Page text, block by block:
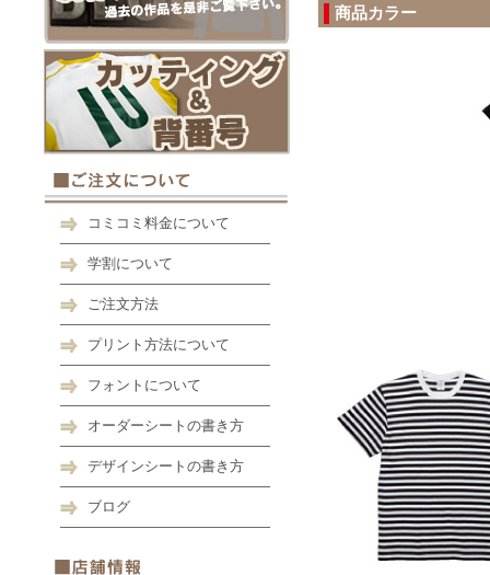
コミコミ料金について
学割について
ご注文方法
プリント方法について
フォントについて
オーダーシートの書き方
デザインシートの書き方
ブログ
商品カラー